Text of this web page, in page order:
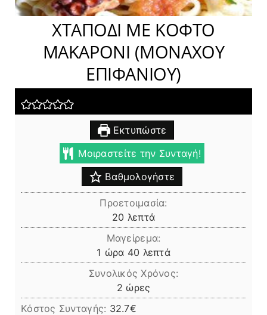
ΧΤΑΠΟΔΙ ΜΕ ΚΟΦΤΟ
ΜΑΚΑΡΟΝΙ (ΜΟΝΑΧΟΥ
ΕΠΙΦΑΝΙΟΥ)
Εκτυπώστε
Μοιραστείτε την Συνταγή!
Βαθμολογήστε
Προετοιμασία:
20 λεπτά
λεπτά
Μαγείρεμα:
1 ώρα
ώρα 40 λεπτά
λεπτά
Συνολικός Χρόνος:
2ώρες
ώρες
Κόστος Συνταγής: 32.7€